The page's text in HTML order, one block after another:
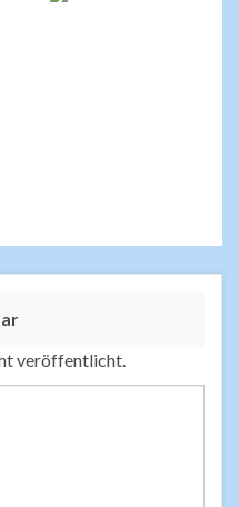
veröffentlicht.